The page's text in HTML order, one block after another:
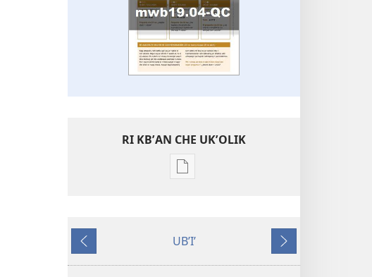
RI KBʼAN CHE UKʼOLIK
Digital
WUJ
Nab'e
UBʼIʼ
Jun
chik